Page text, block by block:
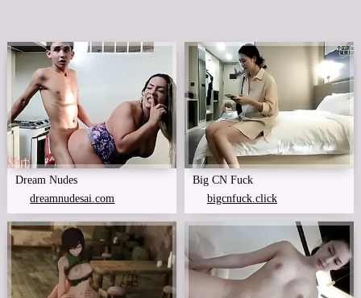
Dream Nudes
dreamnudesai.com
Big CN Fuck
bigcnfuck.click